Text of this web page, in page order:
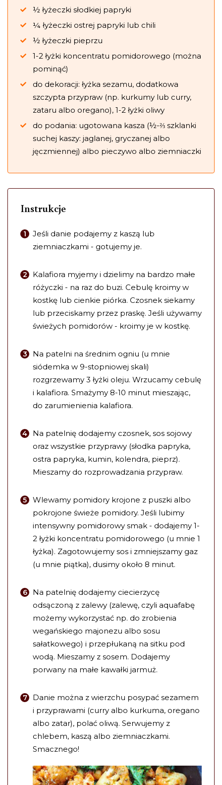
½ łyżeczki słodkiej papryki
¼ łyżeczki ostrej papryki lub chili
½ łyżeczki pieprzu
1-2 łyżki koncentratu pomidorowego (można
pominąć)
do dekoracji: łyżka sezamu, dodatkowa
szczypta przypraw (np. kurkumy lub curry,
zataru albo oregano), 1-2 łyżki oliwy
do podania: ugotowana kasza (½-⅔ szklanki
suchej kaszy: jaglanej, gryczanej albo
jęczmiennej) albo pieczywo albo ziemniaczki
Instrukcje
Jeśli danie podajemy z kaszą lub
ziemniaczkami - gotujemy je.
Kalafiora myjemy i dzielimy na bardzo małe
różyczki - na raz do buzi. Cebulę kroimy w
kostkę lub cienkie piórka. Czosnek siekamy
lub przeciskamy przez praskę. Jeśli używamy
świeżych pomidorów - kroimy je w kostkę.
Na patelni na średnim ogniu (u mnie
siódemka w 9-stopniowej skali)
rozgrzewamy 3 łyżki oleju. Wrzucamy cebulę
i kalafiora. Smażymy 8-10 minut mieszając,
do zarumienienia kalafiora.
Na patelnię dodajemy czosnek, sos sojowy
oraz wszystkie przyprawy (słodka papryka,
ostra papryka, kumin, kolendra, pieprz).
Mieszamy do rozprowadzania przypraw.
Wlewamy pomidory krojone z puszki albo
pokrojone świeże pomidory. Jeśli lubimy
intensywny pomidorowy smak - dodajemy 1-
2 łyżki koncentratu pomidorowego (u mnie 1
łyżka). Zagotowujemy sos i zmniejszamy gaz
(u mnie piątka), dusimy około 8 minut.
Na patelnię dodajemy ciecierzycę
odsączoną z zalewy (zalewę, czyli aquafabę
możemy wykorzystać np. do zrobienia
wegańskiego majonezu albo sosu
sałatkowego) i przepłukaną na sitku pod
wodą. Mieszamy z sosem. Dodajemy
porwany na małe kawałki jarmuż.
Danie można z wierzchu posypać sezamem
i przyprawami (curry albo kurkuma, oregano
albo zatar), polać oliwą. Serwujemy z
chlebem, kaszą albo ziemniaczkami.
Smacznego!